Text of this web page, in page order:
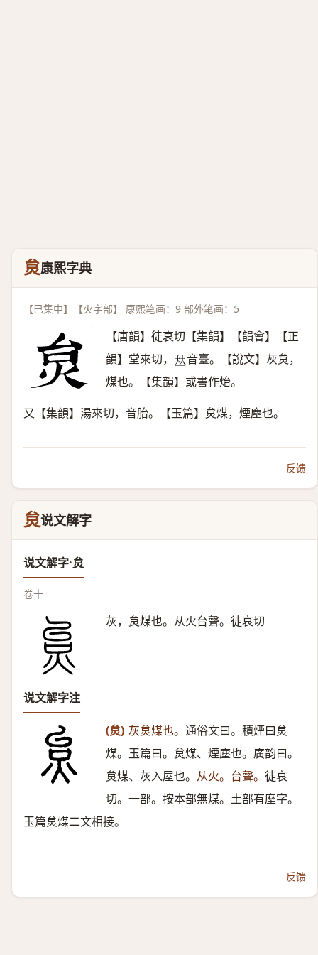
炱康熙字典
【巳集中】【火字部】 康熙笔画：9 部外笔画：5
【唐韻】徒哀切【集韻】【韻會】【正
韻】堂來切， 𠀤音臺。【說文】灰炱，
煤也。【集韻】或書作炲。
又【集韻】湯來切，音胎。【玉篇】炱煤，煙塵也。
反馈
炱说文解字
说文解字·炱
卷十
灰，炱煤也。从火台聲。徒哀切
说文解字注
(炱) 灰炱煤也。 通俗文曰。積煙曰炱
煤。玉篇曰。炱煤、煙塵也。廣韵曰。
炱煤、灰入屋也。 从火。台聲。 徒哀
切。一部。按本部無煤。土部有塺字。
玉篇炱煤二文相接。
反馈